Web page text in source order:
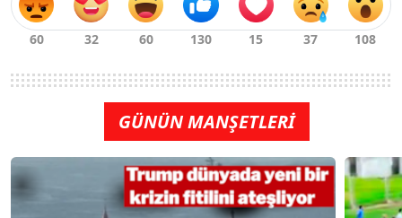
GÜNÜN MANŞETLERİ